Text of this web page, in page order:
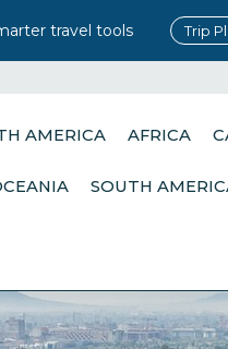
travel tools Trip
AMERICA AFRICA
SOUTH